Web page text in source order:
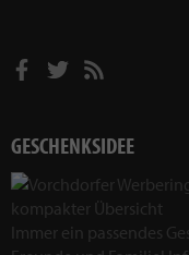
GESCHENKSIDEE
Immer ein passendes